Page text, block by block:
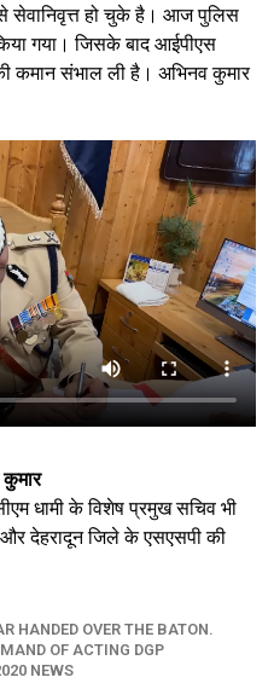
सेवानिवृत्त हो चुके है। आज पुलिस
गया। जिसके बाद आईपीएस
कमान संभाल ली है। अभिनव कुमार
धामी के विशेष प्रमुख सचिव भी
और देहरादून जिले के एसएसपी की
HANDED OVER THE BATON.
OF ACTING DGP
NEWS